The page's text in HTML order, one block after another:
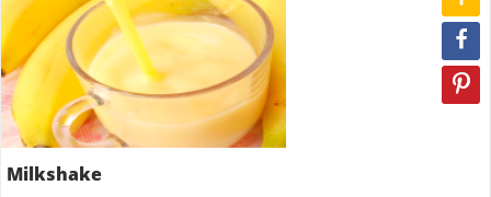
Milkshake